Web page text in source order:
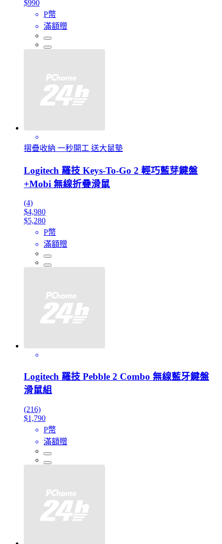
$990
P幣
滿額贈
摺疊收納 一秒開工 送大鼠墊
Logitech 羅技 Keys-To-Go 2 輕巧藍芽鍵盤
+Mobi 無線折疊滑鼠
(4)
$4,980
$5,280
P幣
滿額贈
Logitech 羅技 Pebble 2 Combo 無線藍牙鍵盤
滑鼠組
(216)
$1,790
P幣
滿額贈